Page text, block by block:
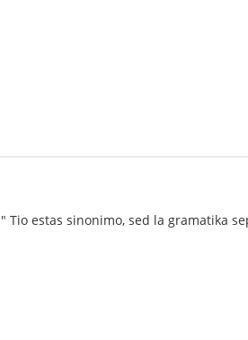
estas sinonimo, sed la gramatika